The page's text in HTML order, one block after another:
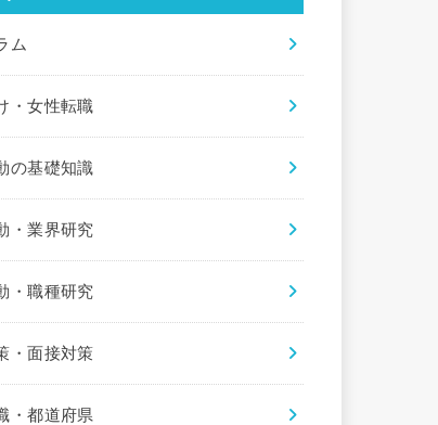
ム
・女性転職
の基礎知識
・業界研究
・職種研究
・面接対策
・都道府県